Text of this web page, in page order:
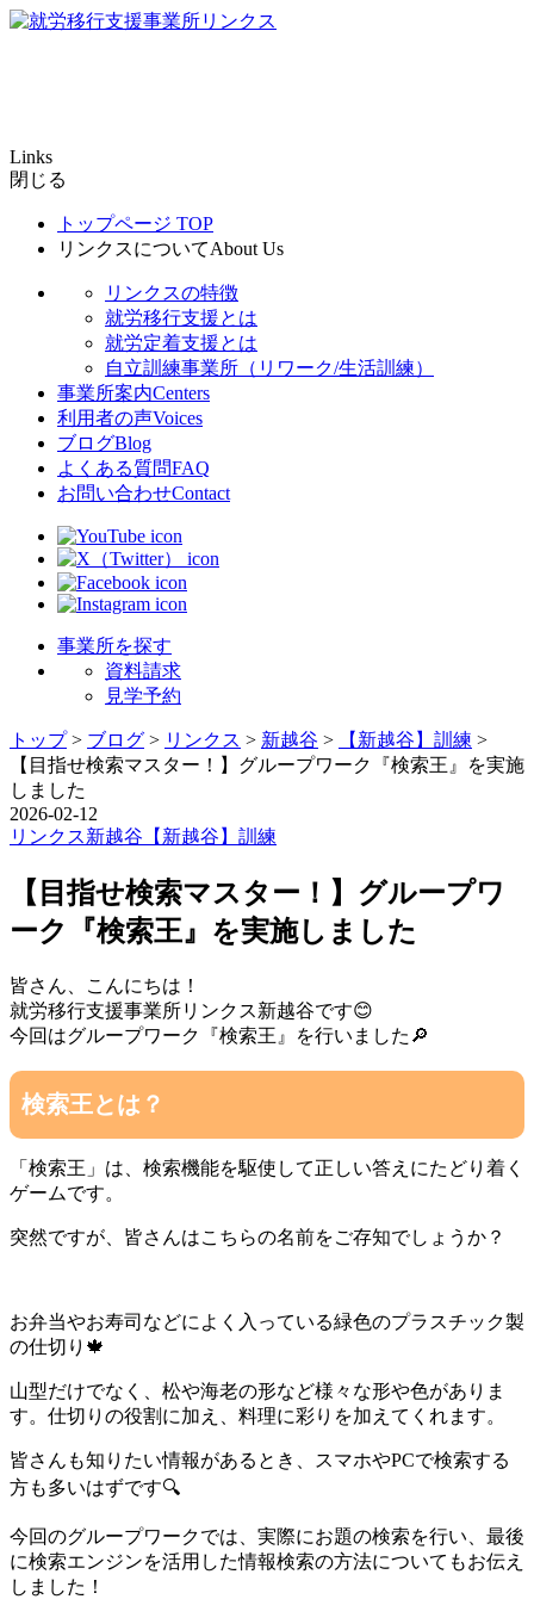
Links
閉じる
トップページ TOP
リンクスについてAbout Us
リンクスの特徴
就労移行支援とは
就労定着支援とは
自立訓練事業所（リワーク/生活訓練）
事業所案内Centers
利用者の声Voices
ブログBlog
よくある質問FAQ
お問い合わせContact
事業所を探す
資料請求
見学予約
トップ> ブログ > リンクス > 新越谷 > 【新越谷】訓練 >
【目指せ検索マスター！】グループワーク『検索王』を実施
しました
2026-02-12
リンクス新越谷 【新越谷】訓練
【目指せ検索マスター！】グループワ
ーク『検索王』を実施しました
皆さん、こんにちは！
就労移行支援事業所リンクス新越谷です😊
今回はグループワーク『検索王』を行いました🔎
検索王とは？
「検索王」は、検索機能を駆使して正しい答えにたどり着く
ゲームです。
突然ですが、皆さんはこちらの名前をご存知でしょうか？
お弁当やお寿司などによく入っている緑色のプラスチック製
の仕切り🍁
山型だけでなく、松や海老の形など様々な形や色がありま
す。仕切りの役割に加え、料理に彩りを加えてくれます。
皆さんも知りたい情報があるとき、スマホやPCで検索する
方も多いはずです🔍️
今回のグループワークでは、実際にお題の検索を行い、最後
に検索エンジンを活用した情報検索の方法についてもお伝え
しました！